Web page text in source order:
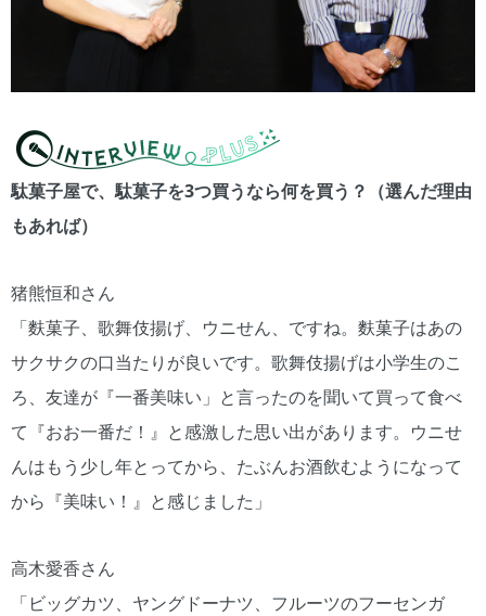
駄菓子屋で、駄菓子を3つ買うなら何を買う？（選んだ理由
もあれば）
猪熊恒和さん
「麩菓子、歌舞伎揚げ、ウニせん、ですね。麩菓子はあの
サクサクの口当たりが良いです。歌舞伎揚げは小学生のこ
ろ、友達が『一番美味い」と言ったのを聞いて買って食べ
て『おお一番だ！』と感激した思い出があります。ウニせ
んはもう少し年とってから、たぶんお酒飲むようになって
から『美味い！』と感じました」
高木愛香さん
「ビッグカツ、ヤングドーナツ、フルーツのフーセンガ